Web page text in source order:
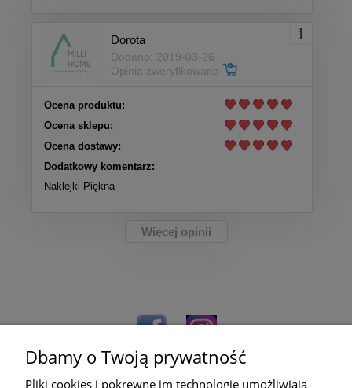
Dorota
Dodano: 2019-03-26
Opinia zweryfikowana
Ocena produktu:
Ocena sklepu:
Ocena dostawy:
Dodatkowy komentarz:
Naklejki Piękna
Więcej opinii
Dbamy o Twoją prywatność
Pliki cookies i pokrewne im technologie umożliwiają